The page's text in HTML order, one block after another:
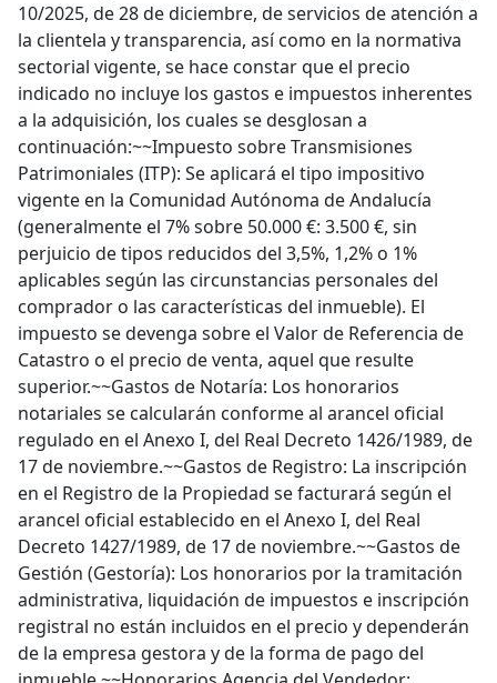
10/2025, de 28 de diciembre, de servicios de atención a
la clientela y transparencia, así como en la normativa
sectorial vigente, se hace constar que el precio
indicado no incluye los gastos e impuestos inherentes
a la adquisición, los cuales se desglosan a
continuación:~~Impuesto sobre Transmisiones
Patrimoniales (ITP): Se aplicará el tipo impositivo
vigente en la Comunidad Autónoma de Andalucía
(generalmente el 7% sobre 50.000 €: 3.500 €, sin
perjuicio de tipos reducidos del 3,5%, 1,2% o 1%
aplicables según las circunstancias personales del
comprador o las características del inmueble). El
impuesto se devenga sobre el Valor de Referencia de
Catastro o el precio de venta, aquel que resulte
superior.~~Gastos de Notaría: Los honorarios
notariales se calcularán conforme al arancel oficial
regulado en el Anexo I, del Real Decreto 1426/1989, de
17 de noviembre.~~Gastos de Registro: La inscripción
en el Registro de la Propiedad se facturará según el
arancel oficial establecido en el Anexo I, del Real
Decreto 1427/1989, de 17 de noviembre.~~Gastos de
Gestión (Gestoría): Los honorarios por la tramitación
administrativa, liquidación de impuestos e inscripción
registral no están incluidos en el precio y dependerán
de la empresa gestora y de la forma de pago del